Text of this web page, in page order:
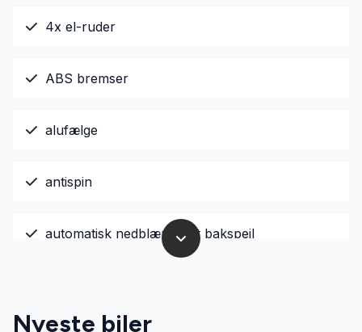
4x el-ruder
ABS bremser
alufælge
antispin
automatisk nedblændeligt bakspejl
Nyeste biler